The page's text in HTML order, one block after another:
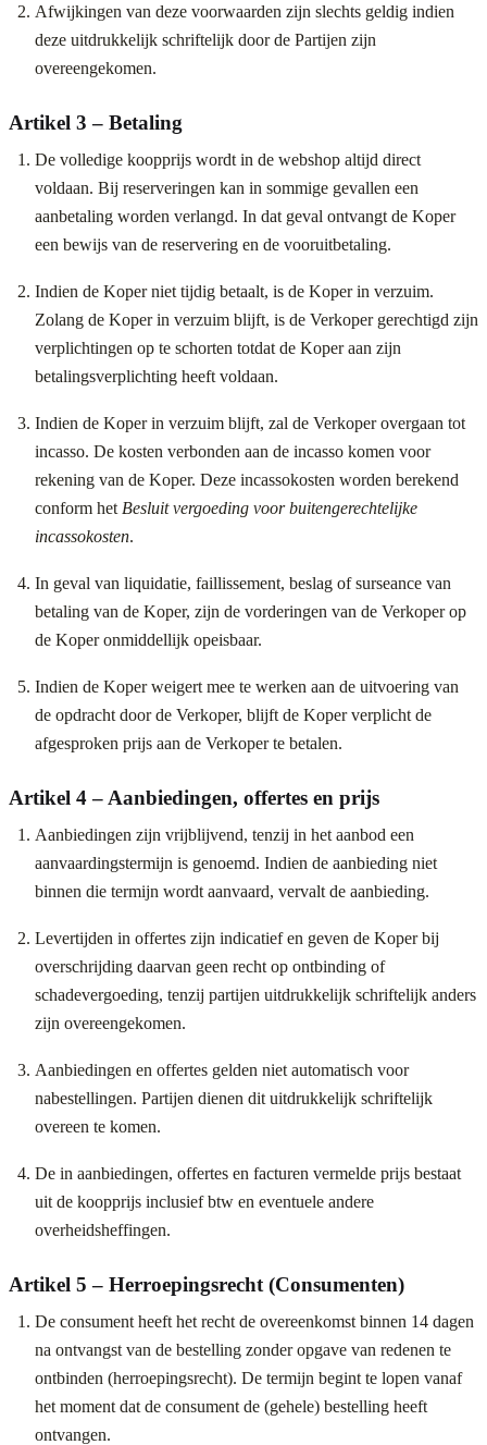
Afwijkingen van deze voorwaarden zijn slechts geldig indien
deze uitdrukkelijk schriftelijk door de Partijen zijn
overeengekomen.
Artikel 3 – Betaling
De volledige koopprijs wordt in de webshop altijd direct
voldaan. Bij reserveringen kan in sommige gevallen een
aanbetaling worden verlangd. In dat geval ontvangt de Koper
een bewijs van de reservering en de vooruitbetaling.
Indien de Koper niet tijdig betaalt, is de Koper in verzuim.
Zolang de Koper in verzuim blijft, is de Verkoper gerechtigd zijn
verplichtingen op te schorten totdat de Koper aan zijn
betalingsverplichting heeft voldaan.
Indien de Koper in verzuim blijft, zal de Verkoper overgaan tot
incasso. De kosten verbonden aan de incasso komen voor
rekening van de Koper. Deze incassokosten worden berekend
conform het Besluit vergoeding voor buitengerechtelijke
incassokosten.
In geval van liquidatie, faillissement, beslag of surseance van
betaling van de Koper, zijn de vorderingen van de Verkoper op
de Koper onmiddellijk opeisbaar.
Indien de Koper weigert mee te werken aan de uitvoering van
de opdracht door de Verkoper, blijft de Koper verplicht de
afgesproken prijs aan de Verkoper te betalen.
Artikel 4 – Aanbiedingen, offertes en prijs
Aanbiedingen zijn vrijblijvend, tenzij in het aanbod een
aanvaardingstermijn is genoemd. Indien de aanbieding niet
binnen die termijn wordt aanvaard, vervalt de aanbieding.
Levertijden in offertes zijn indicatief en geven de Koper bij
overschrijding daarvan geen recht op ontbinding of
schadevergoeding, tenzij partijen uitdrukkelijk schriftelijk anders
zijn overeengekomen.
Aanbiedingen en offertes gelden niet automatisch voor
nabestellingen. Partijen dienen dit uitdrukkelijk schriftelijk
overeen te komen.
De in aanbiedingen, offertes en facturen vermelde prijs bestaat
uit de koopprijs inclusief btw en eventuele andere
overheidsheffingen.
Artikel 5 – Herroepingsrecht (Consumenten)
De consument heeft het recht de overeenkomst binnen 14 dagen
na ontvangst van de bestelling zonder opgave van redenen te
ontbinden (herroepingsrecht). De termijn begint te lopen vanaf
het moment dat de consument de (gehele) bestelling heeft
ontvangen.